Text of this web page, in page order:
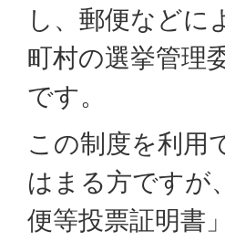
し、郵便などに
町村の選挙管理
です。
この制度を利用
はまる方ですが
便等投票証明書